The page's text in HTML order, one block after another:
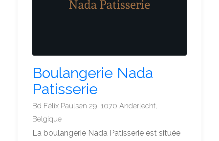
Boulangerie Nada
Patisserie
Bd Félix Paulsen 29, 1070 Anderlecht,
Belgique
La boulangerie Nada Patisserie est située